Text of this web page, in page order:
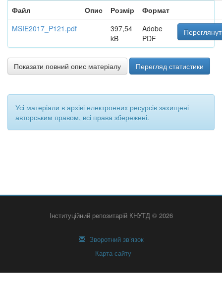
Файл
Опис Розмір
Формат
MSIE2017_P121.pdf
397,54
kB
Adobe
PDF
Показати повний опис матеріалу Перегляд статистики
Усі матеріали в архіві електронних ресурсів захищені
авторським правом, всі права збережені.
Інституційний репозитарій КНУТД © 2026
Зворотний зв’язок
Карта сайту